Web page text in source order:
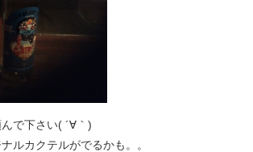
で下さい( ´∀｀)
ルカクテルがでるかも。。